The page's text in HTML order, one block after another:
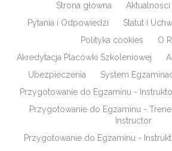
Strona główna Aktualności
Pytania i Odpowiedzi
Statut i
Polityka cookies
O
Akredytacja Placówki Szkoleniowej
Ubezpieczenia
System
Przygotowanie do Egzaminu -
Przygotowanie do Egzaminu -
Instructor
Przygotowanie do Egzaminu -